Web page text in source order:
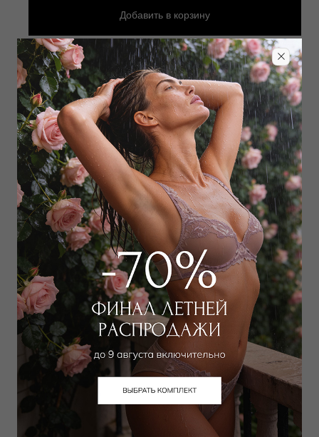
Дополнить образ
14 400
Брюки
25 000 ₽ 15 750
Добавить в корзину
Добавить в избранное
Забронировать в магазине